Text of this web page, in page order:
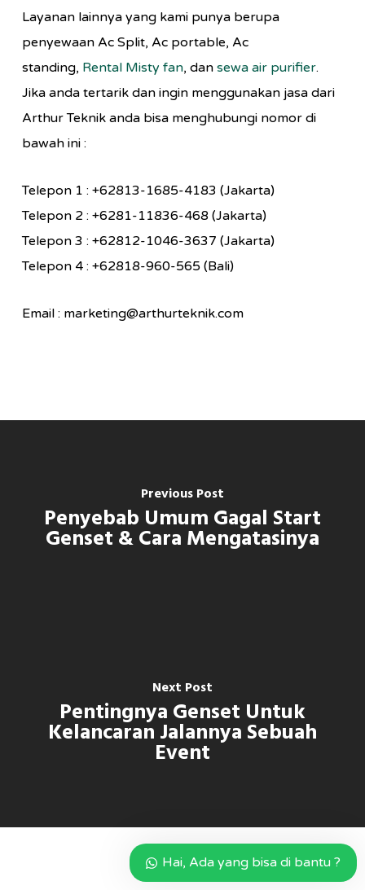
Layanan lainnya yang kami punya berupa
penyewaan Ac Split, Ac portable, Ac
standing, Rental Misty fan, dan sewa air purifier.
Jika anda tertarik dan ingin menggunakan jasa dari
Arthur Teknik anda bisa menghubungi nomor di
bawah ini :
Telepon 1 : +62813-1685-4183 (Jakarta)
Telepon 2 : +6281-11836-468 (Jakarta)
Telepon 3 : +62812-1046-3637 (Jakarta)
Telepon 4 : +62818-960-565 (Bali)
Email : marketing@arthurteknik.com
Previous Post
Penyebab Umum Gagal Start
Genset & Cara Mengatasinya
Next Post
Pentingnya Genset Untuk
Kelancaran Jalannya Sebuah
Event
Hai, Ada yang bisa di bantu ?